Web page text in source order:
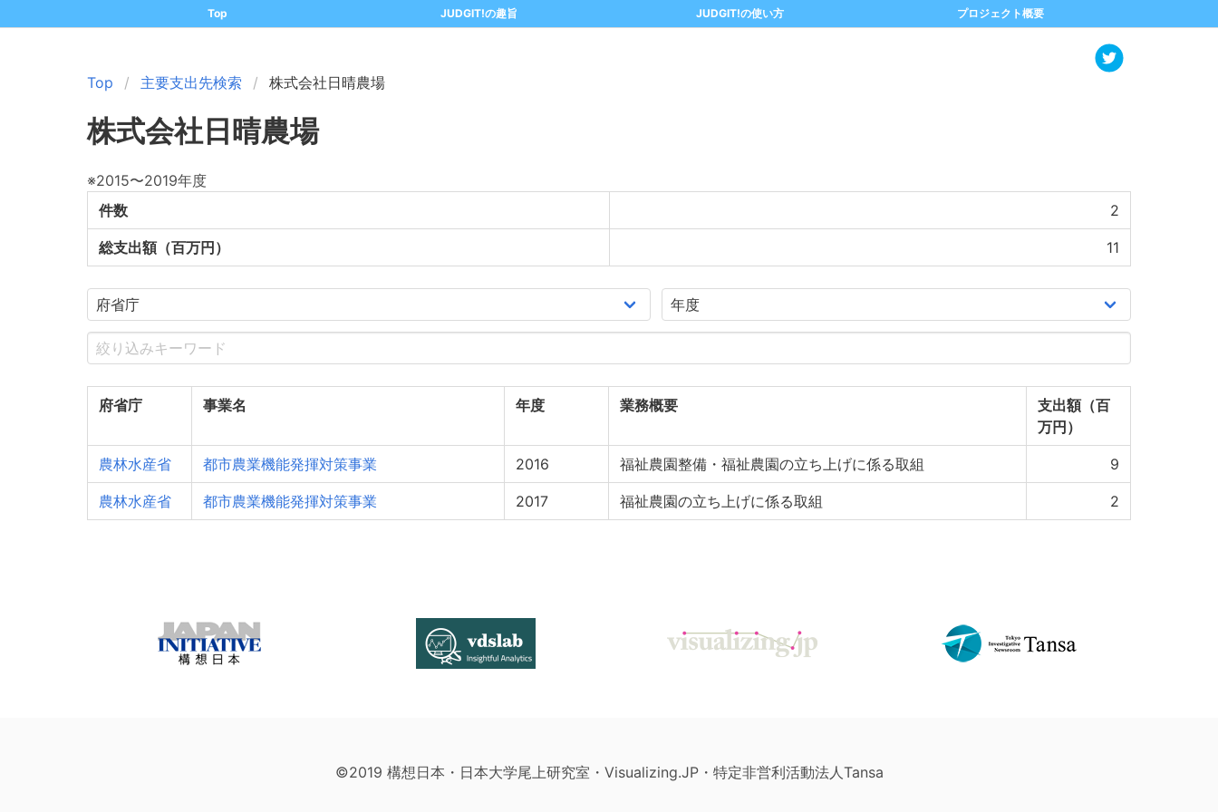
Top JUDGIT!の趣旨 JUDGIT!の使い方 プロジェクト概要
Top 主要支出先検索 株式会社日晴農場
株式会社日晴農場
※2015〜2019年度
件数
2
総支出額（百万円） 11
府省庁 事業名 年度 業務概要
支出額（百
万円）
農林水産省 都市農業機能発揮対策事業 2016 福祉農園整備・福祉農園の立ち上げに係る取組 9
農林水産省 都市農業機能発揮対策事業 2017 福祉農園の立ち上げに係る取組 2
©2019 構想日本・日本大学尾上研究室・Visualizing.JP・特定非営利活動法人Tansa